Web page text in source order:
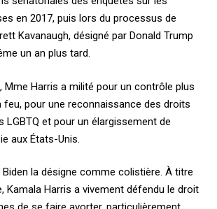
en 2017, puis lors du processus de
Kavanaugh, désigné par Donald Trump
un an plus tard.
Mme Harris a milité pour un contrôle plus
feu, pour une reconnaissance des droits
LGBTQ et pour un élargissement de
aux États-Unis.
Biden la désigne comme colistière. À titre
Kamala Harris a vivement défendu le droit